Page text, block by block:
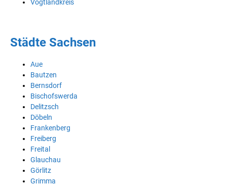
Vogtlandkreis
Städte Sachsen
Aue
Bautzen
Bernsdorf
Bischofswerda
Delitzsch
Döbeln
Frankenberg
Freiberg
Freital
Glauchau
Görlitz
Grimma